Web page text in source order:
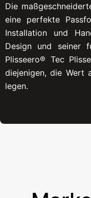
Die
eine perfekte
Installation und
Design und seiner
Plisseero® Tec
diejenigen, die Wert
legen.